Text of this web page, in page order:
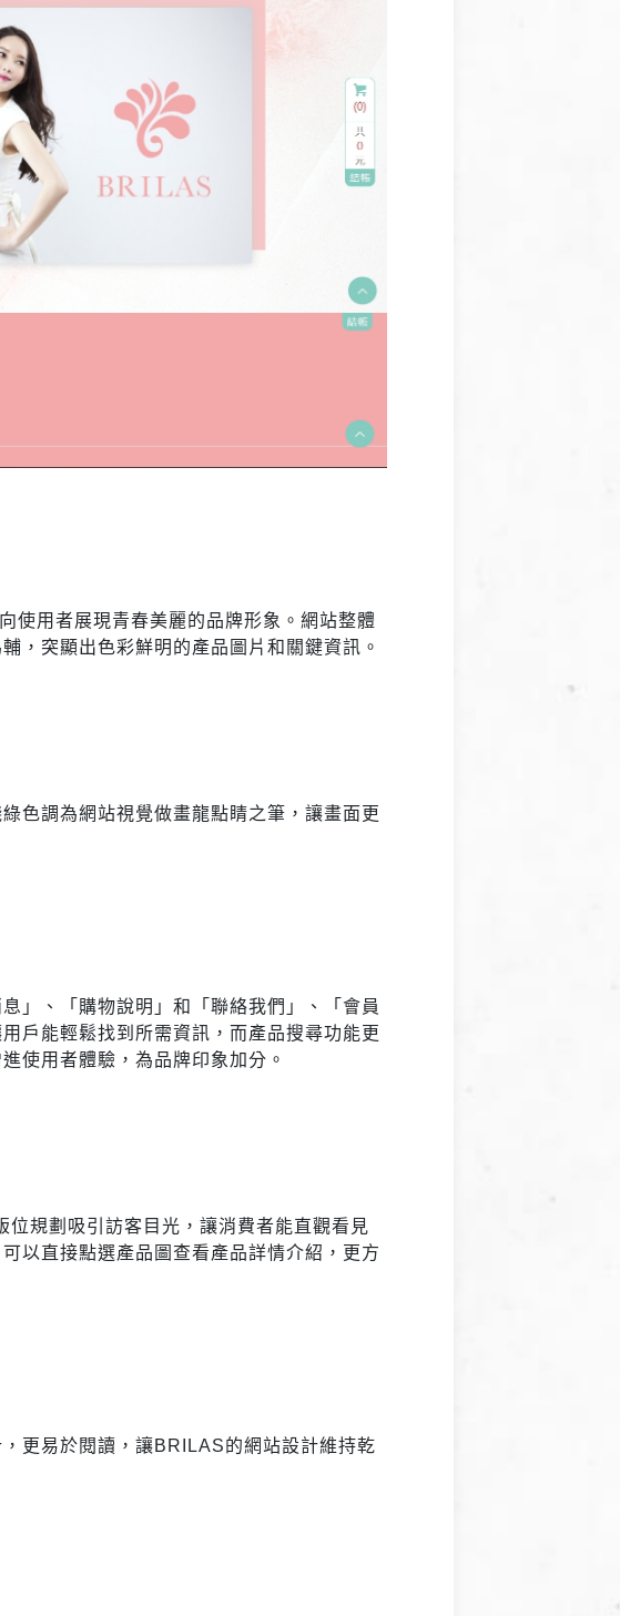
使用者展現青春美麗的品牌形象。網站整體
，突顯出色彩鮮明的產品圖片和關鍵資訊。
色調為網站視覺做畫龍點睛之筆，讓畫面更
」、「購物說明」和「聯絡我們」、「會員
戶能輕鬆找到所需資訊，而產品搜尋功能更
使用者體驗，為品牌印象加分。
規劃吸引訪客目光，讓消費者能直觀看見
以直接點選產品圖查看產品詳情介紹，更方
更易於閱讀，讓BRILAS的網站設計維持乾